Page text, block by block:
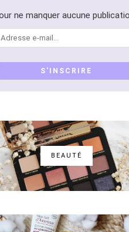
ne manquer aucune
S'INSCRIRE
BEAUTÉ